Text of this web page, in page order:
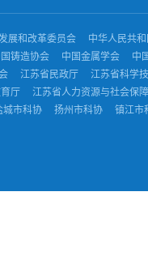
展和改革委员会
中华人民共
铸造协会 中国金属学会
中
江苏省民政厅
江苏省科学
厅
江苏省人力资源与社会保
城市科协 扬州市科协 镇江市